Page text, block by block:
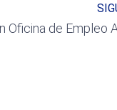
Oficina de Empleo